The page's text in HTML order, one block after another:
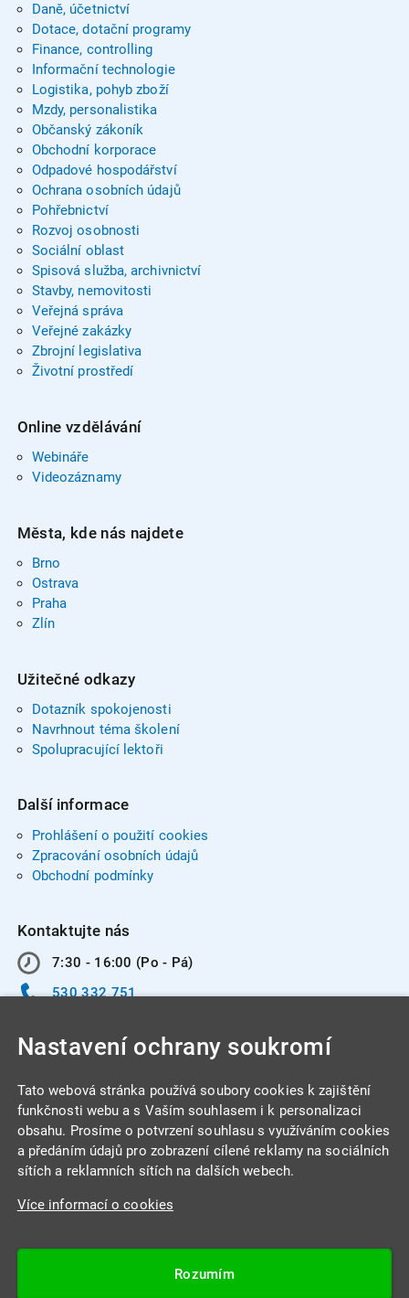
Daně, účetnictví
Dotace, dotační programy
Finance, controlling
Informační technologie
Logistika, pohyb zboží
Mzdy, personalistika
Občanský zákoník
Obchodní korporace
Odpadové hospodářství
Ochrana osobních údajů
Pohřebnictví
Rozvoj osobnosti
Sociální oblast
Spisová služba, archivnictví
Stavby, nemovitosti
Veřejná správa
Veřejné zakázky
Zbrojní legislativa
Životní prostředí
Online vzdělávání
Webináře
Videozáznamy
Města, kde nás najdete
Brno
Ostrava
Praha
Zlín
Užitečné odkazy
Dotazník spokojenosti
Navrhnout téma školení
Spolupracující lektoři
Další informace
Prohlášení o použití cookies
Zpracování osobních údajů
Obchodní podmínky
Kontaktujte nás
7:30 - 16:00 (Po - Pá)
530 332 751
INTEGRA CENTRUM s.r.o.
Jabloňová 662/7
Datová schránka: 4beca6d
Nastavení ochrany soukromí
Tato webová stránka používá soubory cookies k zajištění
funkčnosti webu a s Vaším souhlasem i k personalizaci
obsahu. Prosíme o potvrzení souhlasu s využíváním cookies
a předáním údajů pro zobrazení cílené reklamy na sociálních
sítích a reklamních sítích na dalších webech.
Více informací o cookies
Rozumím